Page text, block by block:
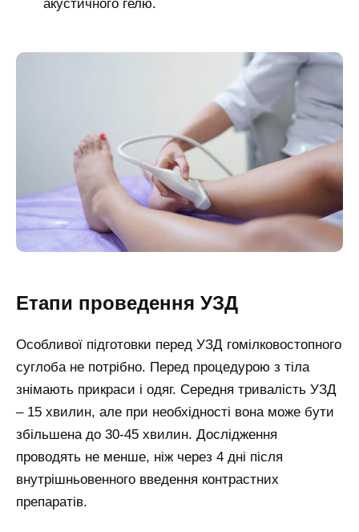
акустичного гелю.
Етапи проведення УЗД
Особливої підготовки перед УЗД гомілковостопного
суглоба не потрібно. Перед процедурою з тіла
знімають прикраси і одяг. Середня тривалість УЗД
– 15 хвилин, але при необхідності вона може бути
збільшена до 30-45 хвилин. Дослідження
проводять не менше, ніж через 4 дні після
внутрішньовенного введення контрастних
препаратів.